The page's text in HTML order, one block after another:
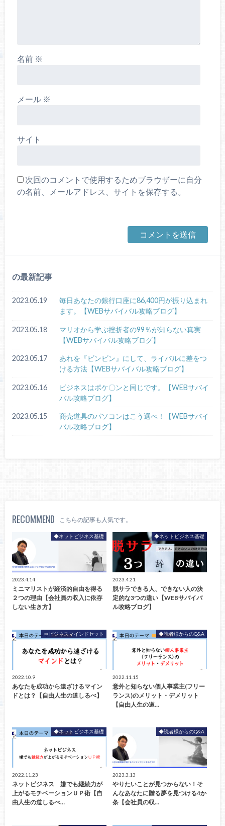
名前 ※
メール ※
サイト
次回のコメントで使用するためブラウザーに自分
の名前、メールアドレス、サイトを保存する。
の最新記事
2023.05.19
毎日あなたの銀行口座に86,400円が振り込まれ
ます。【WEBサバイバル攻略ブログ】
2023.05.18
マリオから学ぶ挫折者の99％が知らない真実
【WEBサバイバル攻略ブログ】
2023.05.17
あれを『ビンビン』にして、ライバルに差をつ
ける方法【WEBサバイバル攻略ブログ】
2023.05.16
ビジネスはポケ〇ンと同じです。【WEBサバイ
バル攻略ブログ】
2023.05.15
商売道具のパソコンはこう選べ！【WEBサバイ
バル攻略ブログ】
RECOMMEND こちらの記事も人気です。
◆ネットビジネス基礎
2023.4.14
ミニマリストが経済的自由を得る
２つの理由【会社員の収入に依存
しない生き方】
◆ネットビジネス基礎
2023.4.21
脱サラできる人、できない人の決
定的な3つの違い【WEBサバイバ
ル攻略ブログ】
⇒ビジネスマインドセット
2022.10.9
あなたを成功から遠ざけるマイン
ドとは？【自由人生の道しるべ】
◆読者様からのQ&A
2022.11.15
意外と知らない個人事業主(フリー
ランス)のメリット・デメリット
【自由人生の道…
◆ネットビジネス基礎
2022.11.23
ネットビジネス 嫌でも継続力が
上がるモチベーションＵＰ術【自
由人生の道しるべ…
◆読者様からのQ&A
2023.3.13
やりたいことが見つからない！そ
んなあなたに贈る夢を見つける4か
条【会社員の収…